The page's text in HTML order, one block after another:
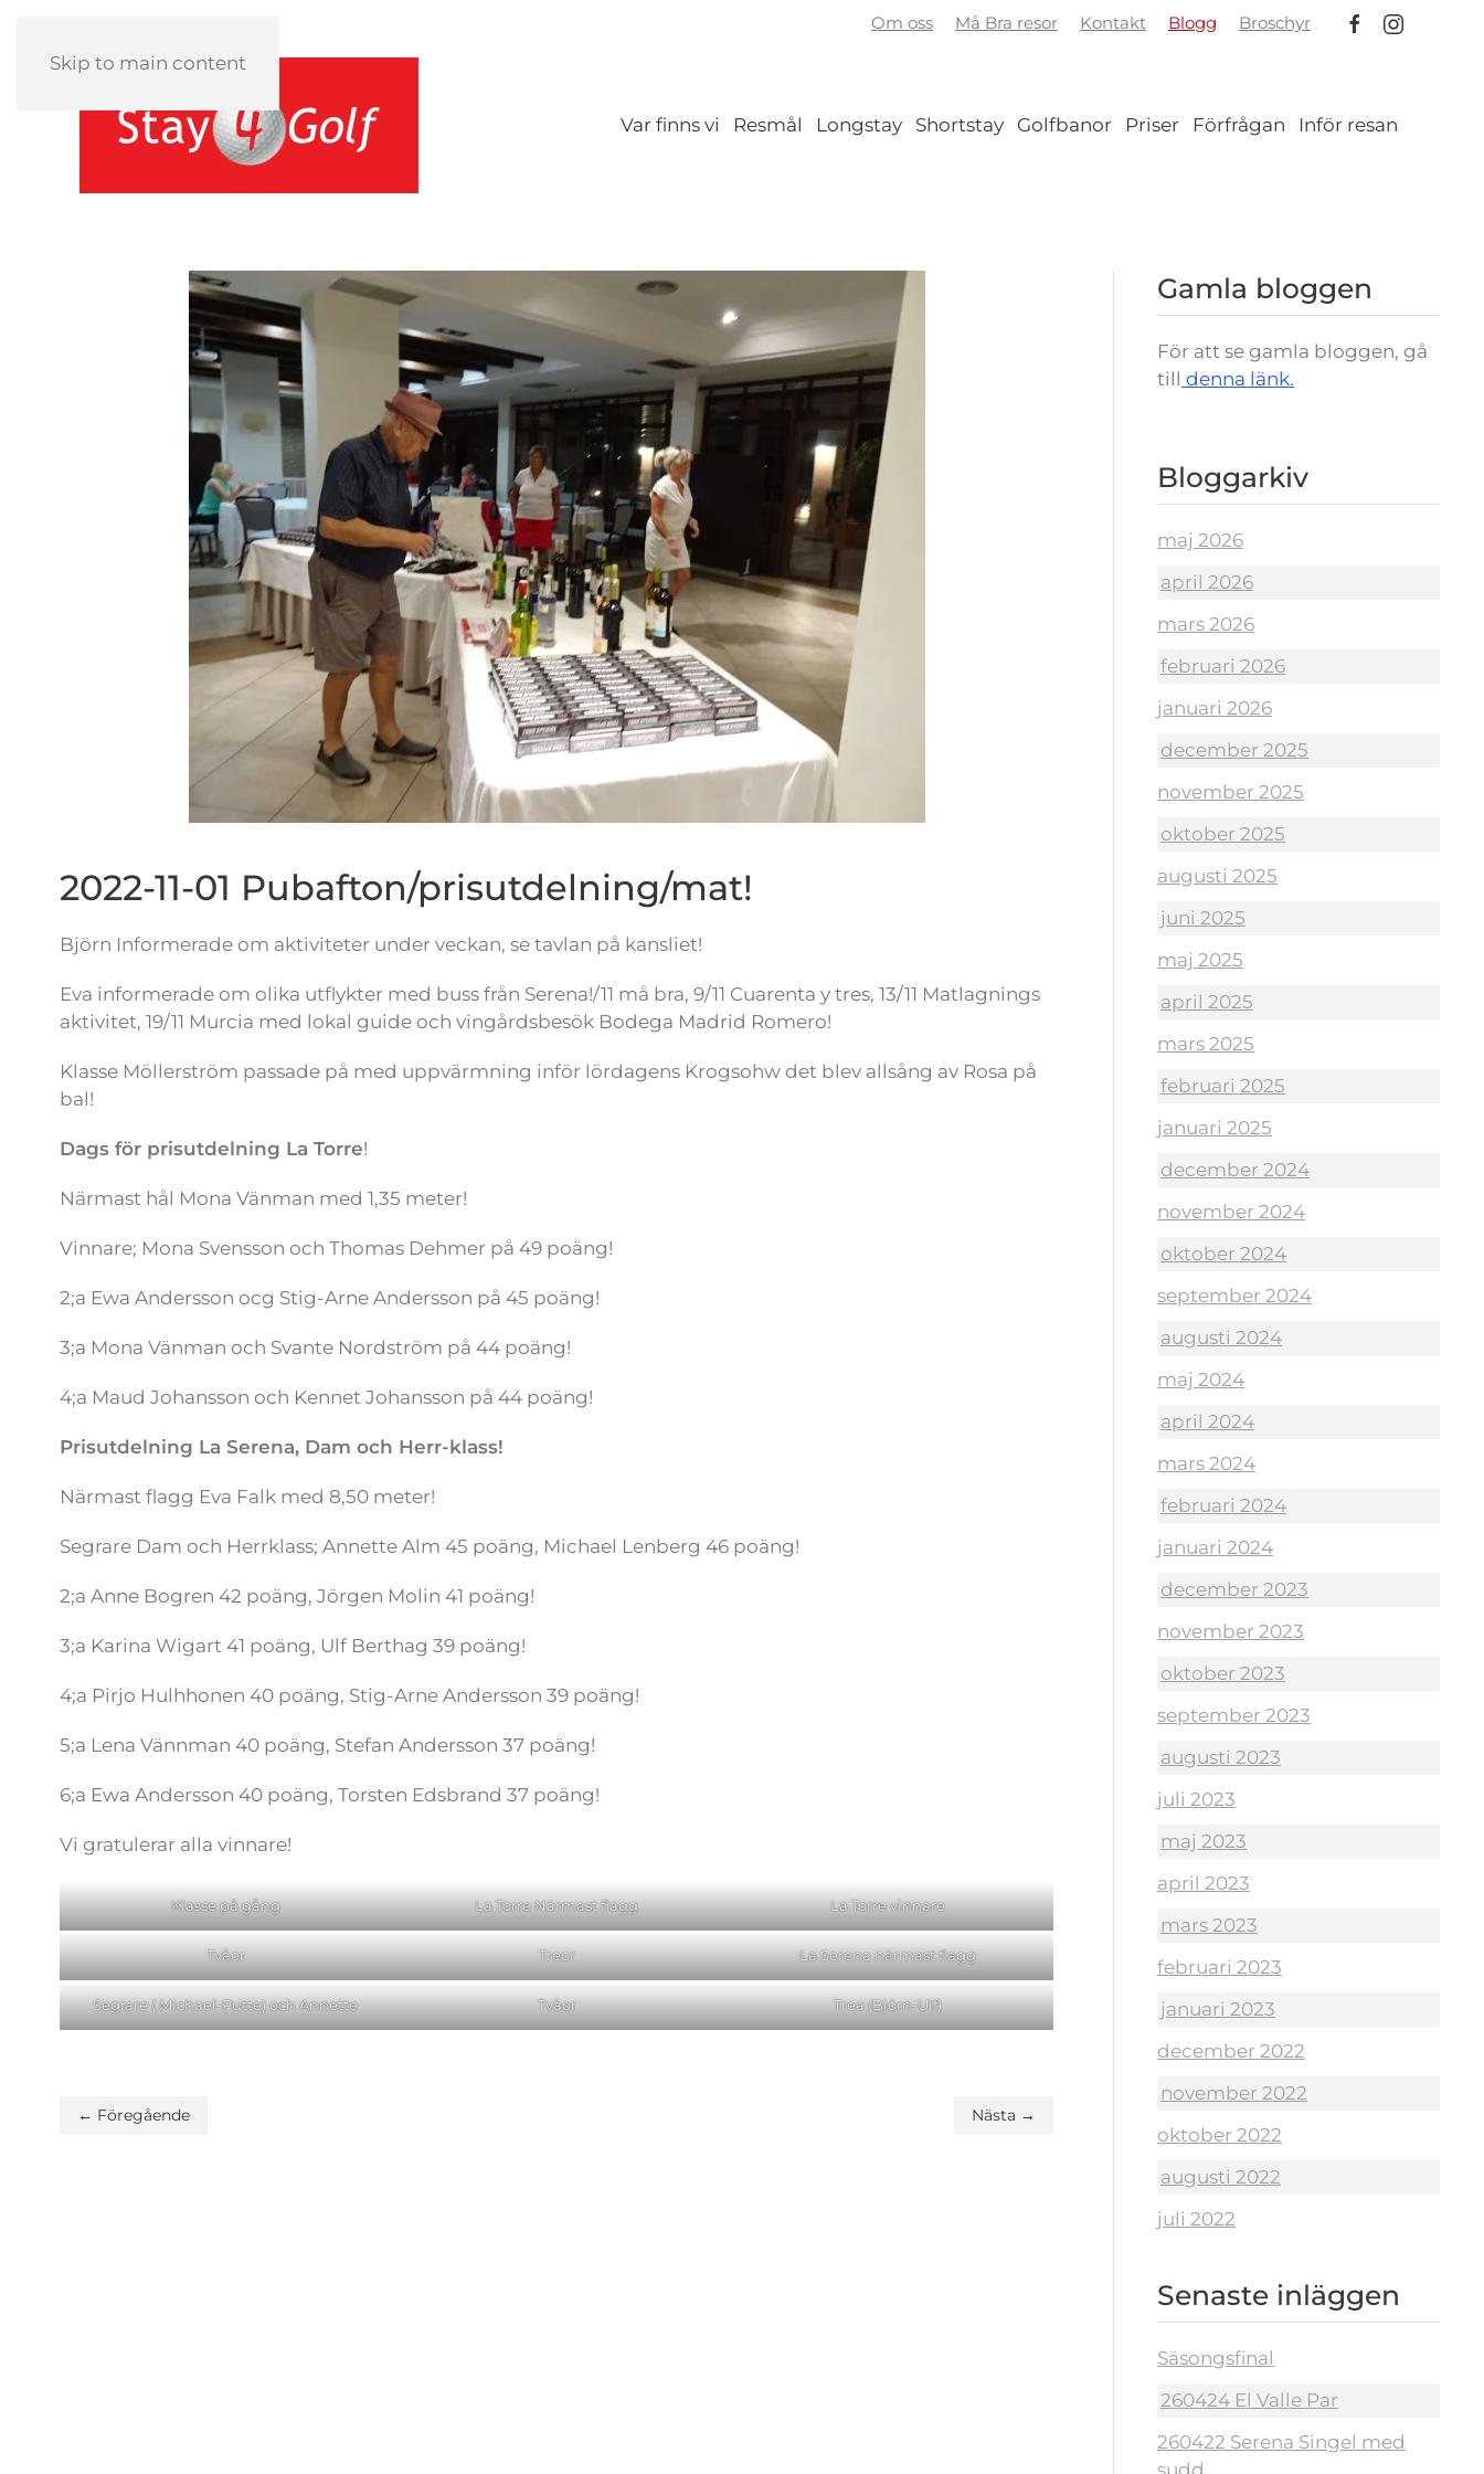
Skip to main content
Om oss Må Bra resor Kontakt Blogg Broschyr
Var finns vi Resmål Longstay Shortstay Golfbanor Priser Förfrågan Inför resan
2022-11-01 Pubafton/prisutdelning/mat!
Björn Informerade om aktiviteter under veckan, se tavlan på kansliet!
Eva informerade om olika utflykter med buss från Serena!/11 må bra, 9/11 Cuarenta y tres, 13/11 Matlagnings
aktivitet, 19/11 Murcia med lokal guide och vingårdsbesök Bodega Madrid Romero!
Klasse Möllerström passade på med uppvärmning inför lördagens Krogsohw det blev allsång av Rosa på
bal!
Dags för prisutdelning La Torre!
Närmast hål Mona Vänman med 1,35 meter!
Vinnare; Mona Svensson och Thomas Dehmer på 49 poäng!
2;a Ewa Andersson ocg Stig-Arne Andersson på 45 poäng!
3;a Mona Vänman och Svante Nordström på 44 poäng!
4;a Maud Johansson och Kennet Johansson på 44 poäng!
Prisutdelning La Serena, Dam och Herr-klass!
Närmast flagg Eva Falk med 8,50 meter!
Segrare Dam och Herrklass; Annette Alm 45 poäng, Michael Lenberg 46 poäng!
2;a Anne Bogren 42 poäng, Jörgen Molin 41 poäng!
3;a Karina Wigart 41 poäng, Ulf Berthag 39 poäng!
4;a Pirjo Hulhhonen 40 poäng, Stig-Arne Andersson 39 poäng!
5;a Lena Vännman 40 poäng, Stefan Andersson 37 poäng!
6;a Ewa Andersson 40 poäng, Torsten Edsbrand 37 poäng!
Vi gratulerar alla vinnare!
Klasse på gång La Torre Närmast flagg La Torre vinnare
Tvåor Treor La Serena närmast flagg
Segrare ( Michael-Putte) och Annette Tvåor Trea (Björn-Ulf)
← Föregående Nästa →
Gamla bloggen
För att se gamla bloggen, gå
till denna länk.
Bloggarkiv
maj 2026
april 2026
mars 2026
februari 2026
januari 2026
december 2025
november 2025
oktober 2025
augusti 2025
juni 2025
maj 2025
april 2025
mars 2025
februari 2025
januari 2025
december 2024
november 2024
oktober 2024
september 2024
augusti 2024
maj 2024
april 2024
mars 2024
februari 2024
januari 2024
december 2023
november 2023
oktober 2023
september 2023
augusti 2023
juli 2023
maj 2023
april 2023
mars 2023
februari 2023
januari 2023
december 2022
november 2022
oktober 2022
augusti 2022
juli 2022
Senaste inläggen
Säsongsfinal
260424 El Valle Par
260422 Serena Singel med
sudd